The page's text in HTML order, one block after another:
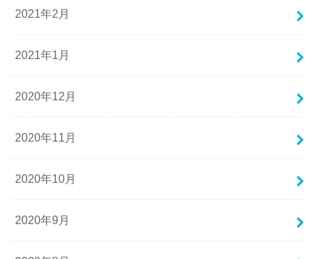
2021年2月
2021年1月
2020年12月
2020年11月
2020年10月
2020年9月